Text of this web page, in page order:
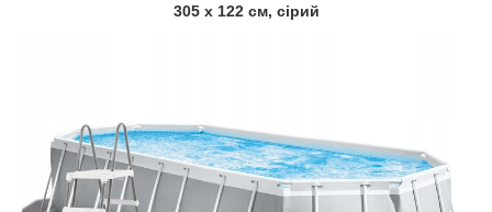
305 х 122 см, сірий